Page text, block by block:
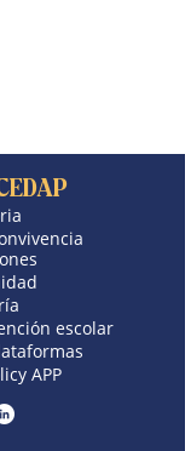
escolar
APP